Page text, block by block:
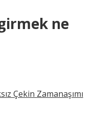
ne
Çekin Zamanaşımı